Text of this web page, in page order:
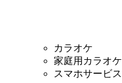
カラオケ
家庭用カラオケ
スマホサービス